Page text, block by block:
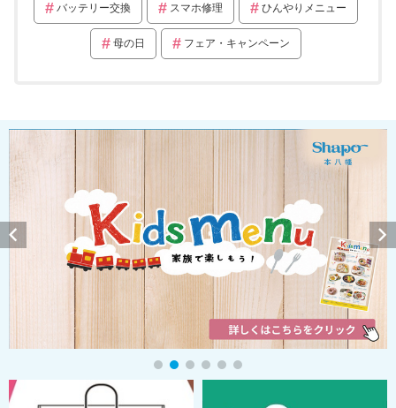
バッテリー交換 スマホ修理 ひんやりメニュー
母の日 フェア・キャンペーン